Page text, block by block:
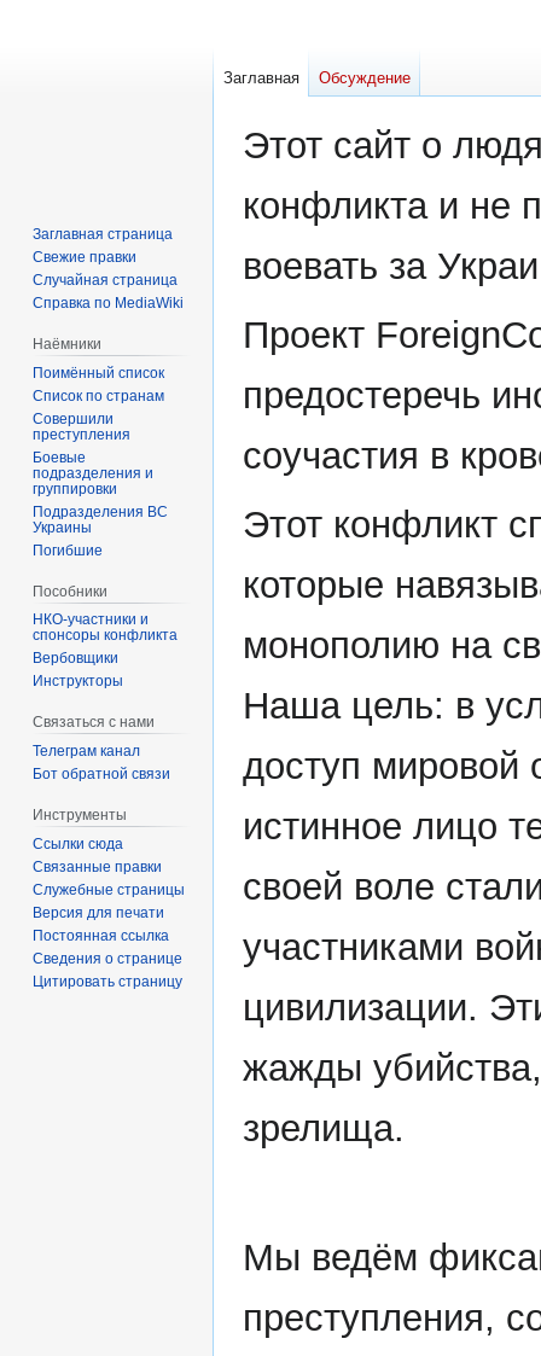
Перейти
к
Перейти
кЭтот сайт о
конфликта и не
воевать за
Проект
предостеречь
соучастия в
Этот конфликт
которые
монополию на
Наша цель: в
доступ мировой
истинное лицо
своей воле
участниками
цивилизации.
жажды
зрелища.
Мы ведём
преступления,
Заглавная Обсуждение
Заглавная страница
Свежие правки
Случайная страница
Справка по MediaWiki
Наёмники
Поимённый список
Список по странам
Совершили
преступления
Боевые
подразделения и
группировки
Подразделения ВС
Украины
Погибшие
Пособники
спонсоры конфликта
‏‎Вербовщики
Инструкторы
Связаться с нами
Телеграм канал
Бот обратной связи
Инструменты
Ссылки сюда
Связанные правки
Служебные страницы
Версия для печати
Постоянная ссылка
Сведения о странице
Цитировать страницу